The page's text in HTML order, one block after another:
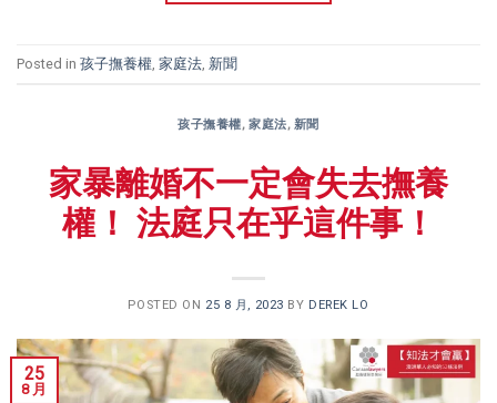
Posted in 孩子撫養權 家庭法 新聞
孩子撫養權, 家庭法, 新聞
家暴離婚不一定會失去撫養
權！ 法庭只在乎這件事！
POSTED ON 25 8 月, 2023 BY DEREK LO
25
8 月